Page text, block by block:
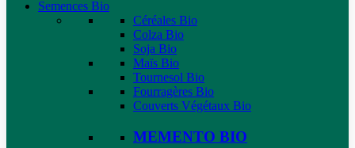
Semences Bio
Céréales Bio
Colza Bio
Soja Bio
Maïs Bio
Tournesol Bio
Fourragères Bio
Couverts Végétaux Bio
MEMENTO BIO